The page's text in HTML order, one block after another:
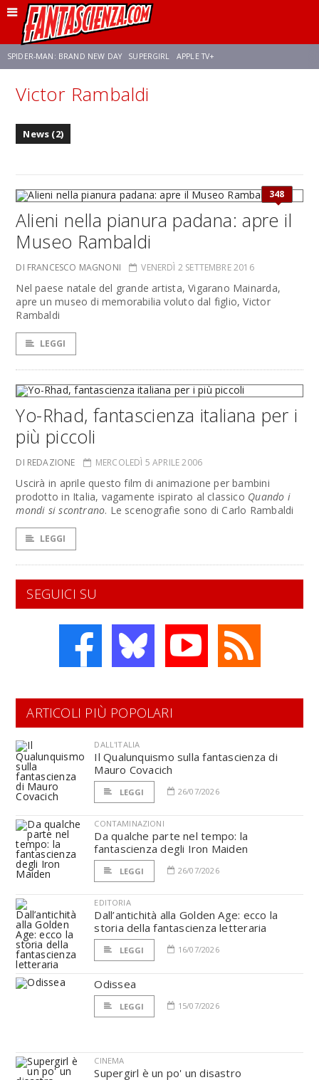
SPIDER-MAN: BRAND NEW DAY SUPERGIRL APPLE TV+
FRANCO RICCIARDIELLO ZENDAYA STAR TREK
Victor Rambaldi
News (2)
348
Alieni nella pianura padana: apre il
Museo Rambaldi
DI FRANCESCO MAGNONI VENERDÌ 2 SETTEMBRE 2016
Nel paese natale del grande artista, Vigarano Mainarda,
apre un museo di memorabilia voluto dal figlio, Victor
Rambaldi
LEGGI
Yo-Rhad, fantascienza italiana per i
più piccoli
DI REDAZIONE MERCOLEDÌ 5 APRILE 2006
Uscirà in aprile questo film di animazione per bambini
prodotto in Italia, vagamente ispirato al classico Quando i
mondi si scontrano. Le scenografie sono di Carlo Rambaldi
LEGGI
SEGUICI SU
ARTICOLI PIÙ POPOLARI
DALL'ITALIA
Il Qualunquismo sulla fantascienza di
Mauro Covacich
LEGGI 26/07/2026
CONTAMINAZIONI
Da qualche parte nel tempo: la
fantascienza degli Iron Maiden
LEGGI 26/07/2026
EDITORIA
Dall’antichità alla Golden Age: ecco la
storia della fantascienza letteraria
LEGGI 16/07/2026
Odissea
LEGGI 15/07/2026
CINEMA
Supergirl è un po' un disastro